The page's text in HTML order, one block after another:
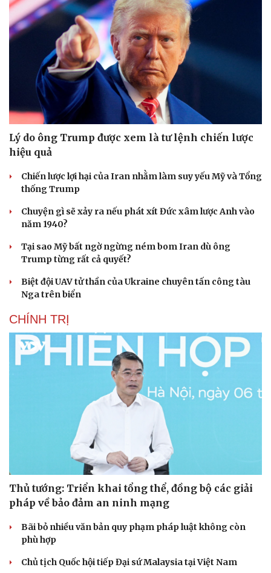
Lý do ông Trump được xem là tư lệnh chiến lược
hiệu quả
Chiến lược lợi hại của Iran nhằm làm suy yếu Mỹ và Tổng
thống Trump
Chuyện gì sẽ xảy ra nếu phát xít Đức xâm lược Anh vào
năm 1940?
Tại sao Mỹ bất ngờ ngừng ném bom Iran dù ông
Trump từng rất cả quyết?
Biệt đội UAV tử thần của Ukraine chuyên tấn công tàu
Nga trên biển
CHÍNH TRỊ
Thủ tướng: Triển khai tổng thể, đồng bộ các giải
pháp về bảo đảm an ninh mạng
Bãi bỏ nhiều văn bản quy phạm pháp luật không còn
phù hợp
Chủ tịch Quốc hội tiếp Đại sứ Malaysia tại Việt Nam